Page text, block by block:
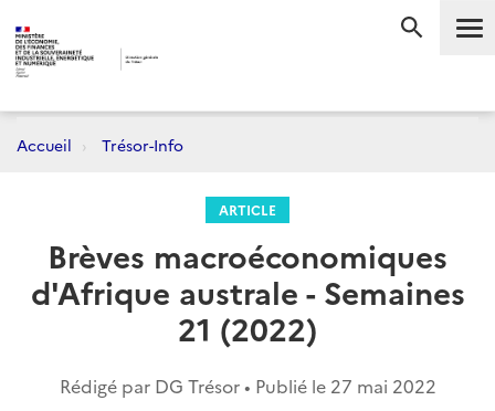
Accueil Trésor-Info
ARTICLE
Brèves macroéconomiques
d'Afrique australe - Semaines
21 (2022)
Rédigé par DG Trésor • Publié le 27 mai 2022